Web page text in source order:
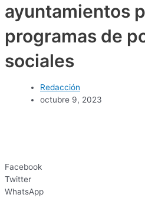
ayuntamientos
programas de
sociales
Redacción
octubre 9, 2023
Facebook
Twitter
WhatsApp